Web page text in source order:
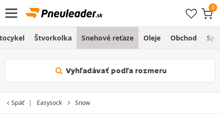
Štvorkolka Snehové reťaze Oleje Obchod
Vyhľadávať podľa rozmeru
Späť Easysock Snow